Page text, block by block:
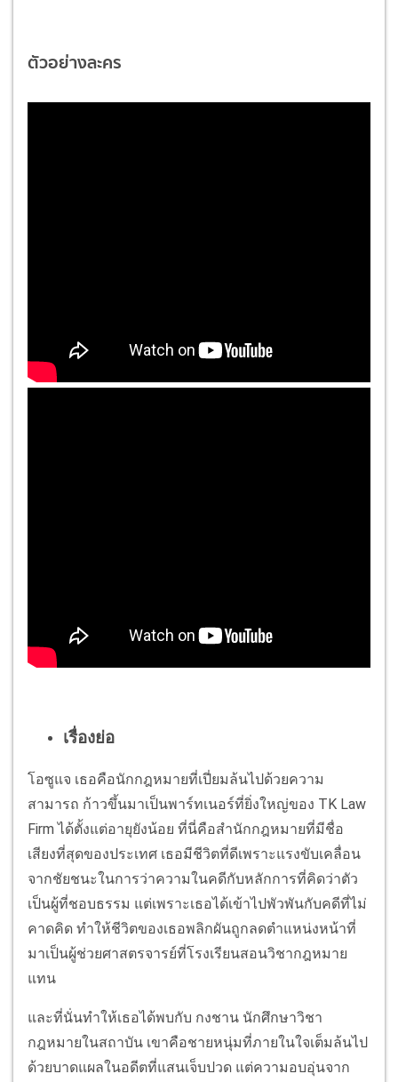
ตัวอย่างละคร
เรื่องย่อ
โอซูแจ เธอคือนักกฎหมายที่เปี่ยมล้นไปด้วยความ
สามารถ ก้าวขึ้นมาเป็นพาร์ทเนอร์ที่ยิ่งใหญ่ของ TK Law
Firm ได้ตั้งแต่อายุยังน้อย ที่นี่คือสำนักกฎหมายที่มีชื่อ
เสียงที่สุดของประเทศ เธอมีชีวิตที่ดีเพราะแรงขับเคลื่อน
จากชัยชนะในการว่าความในคดีกับหลักการที่คิดว่าตัว
เป็นผู้ที่ชอบธรรม แต่เพราะเธอได้เข้าไปพัวพันกับคดีที่ไม่
คาดคิด ทำให้ชีวิตของเธอพลิกผันถูกลดตำแหน่งหน้าที่
มาเป็นผู้ช่วยศาสตรจารย์ที่โรงเรียนสอนวิชากฎหมาย
แทน
และที่นั่นทำให้เธอได้พบกับ กงชาน นักศึกษาวิชา
กฎหมายในสถาบัน เขาคือชายหนุ่มที่ภายในใจเต็มล้นไป
ด้วยบาดแผลในอดีตที่แสนเจ็บปวด แต่ความอบอุ่นจาก